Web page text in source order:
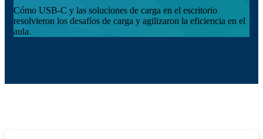
Cómo USB-C y las soluciones de carga en el escritorio
resolvieron los desafíos de carga y agilizaron la eficiencia en el
aula.